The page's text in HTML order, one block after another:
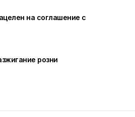
на соглашение с
розни